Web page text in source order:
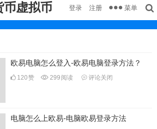
币虚拟币 登录 注册 菜单
欧易电脑怎么登入-欧易电脑登录方法？
120赞 299 阅读 评论关闭
电脑怎么上欧易-电脑欧易登录方法